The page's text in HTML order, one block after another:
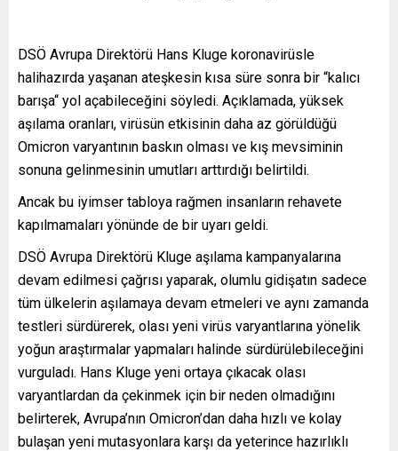
DSÖ Avrupa Direktörü Hans Kluge koronavirüsle
halihazırda yaşanan ateşkesin kısa süre sonra bir “kalıcı
barışa“ yol açabileceğini söyledi. Açıklamada, yüksek
aşılama oranları, virüsün etkisinin daha az görüldüğü
Omicron varyantının baskın olması ve kış mevsiminin
sonuna gelinmesinin umutları arttırdığı belirtildi.
Ancak bu iyimser tabloya rağmen insanların rehavete
kapılmamaları yönünde de bir uyarı geldi.
DSÖ Avrupa Direktörü Kluge aşılama kampanyalarına
devam edilmesi çağrısı yaparak, olumlu gidişatın sadece
tüm ülkelerin aşılamaya devam etmeleri ve aynı zamanda
testleri sürdürerek, olası yeni virüs varyantlarına yönelik
yoğun araştırmalar yapmaları halinde sürdürülebileceğini
vurguladı. Hans Kluge yeni ortaya çıkacak olası
varyantlardan da çekinmek için bir neden olmadığını
belirterek, Avrupa’nın Omicron’dan daha hızlı ve kolay
bulaşan yeni mutasyonlara karşı da yeterince hazırlıklı